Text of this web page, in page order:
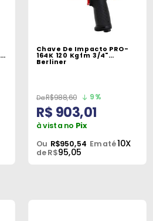
Chave De Impacto PRO-
164K 120 Kgfm 3/4"
Berliner
R$988,60 9%
R$ 903,01
à vista no Pix
Ou R$950,54 Em até10X
de R$95,05